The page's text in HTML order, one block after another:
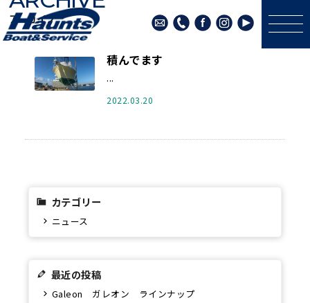
アーカイブ
積んでます
...
2022.03.20
カテゴリー
ニュース
最近の投稿
Galeon ガレオン ラインナップ